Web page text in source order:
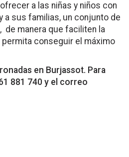
a las niñas y niños con
a sus familias, un conjunto de
de manera que faciliten la
conseguir el máximo
en Burjassot. Para
881 740 y el correo